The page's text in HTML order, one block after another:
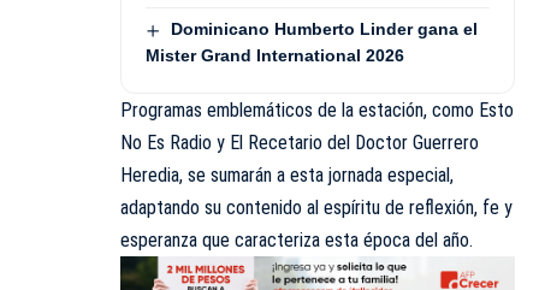
Dominicano Humberto Linder gana el
Mister Grand International 2026
Programas emblemáticos de la estación, como Esto
No Es Radio y El Recetario del Doctor Guerrero
Heredia, se sumarán a esta jornada especial,
adaptando su contenido al espíritu de reflexión, fe y
esperanza que caracteriza esta época del año.